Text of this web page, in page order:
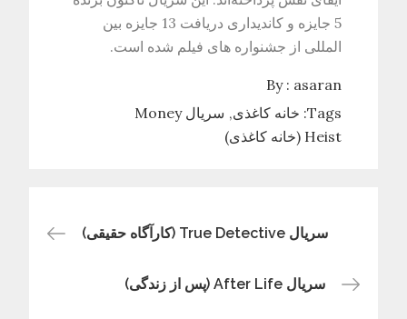
5 جایزه و کاندیداری دریافت 13 جایزه بین
المللی از جشنواره های فیلم شده است.
By : asaran
Tags: خانه کاغذی
سریال Money
Heist (خانه کاغذی)
راهبری
نوشته
سریال True Detective (کارآگاه حقیقی)
سریال After Life (پس از زندگی)